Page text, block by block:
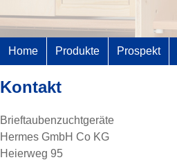
Home Produkte Prospekt
Kontakt
Brieftaubenzuchtgeräte
Hermes GmbH Co KG
Heierweg 95